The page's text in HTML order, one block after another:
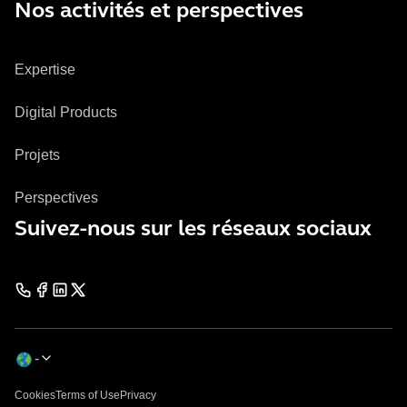
Nos activités et perspectives
Expertise
Digital Products
Projets
Perspectives
Suivez-nous sur les réseaux sociaux
CookiesTerms of Use Privacy